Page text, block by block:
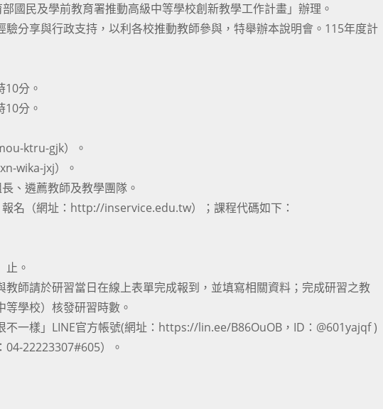
國民及學前教育署推動高級中等學校創新教學工作計畫」辦理。
分享與行政支持，以利各校推動教師參與，特舉辦本說明會。115年度計
分。
分。
ktru-gjk）。
wika-jxj）。
、遴薦教師及教學團隊。
名（網址：http://inservice.edu.tw）；課程代碼如下：
止。
師請於研習當日在線上表單完成報到，並填寫相關資料；完成研習之教
學校）核發研習時數。
一樣」LINE官方帳號(網址：https://lin.ee/B86OuOB，ID：@601yajqf )
04-22223307#605）。